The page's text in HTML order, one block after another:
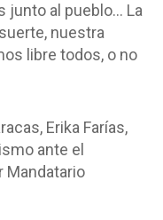
junto al pueblo... La
nuestra
libre todos, o no
Erika Farías,
ante el
Mandatario